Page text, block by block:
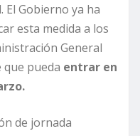
Gobierno ya ha
esta medida a los
General
que pueda entrar en
de jornada